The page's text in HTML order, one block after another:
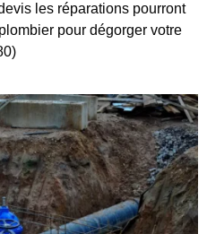
les réparations pourront
pour dégorger votre